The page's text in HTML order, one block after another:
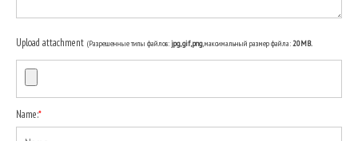
Upload attachment (Разрешенные типы файлов:jpg, gif, png, максимальный размер файла:20MB.
Name:*